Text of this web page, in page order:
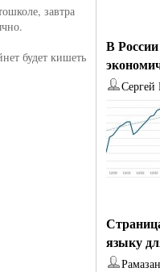
завтра
будет кишеть
В
Сергей
языку